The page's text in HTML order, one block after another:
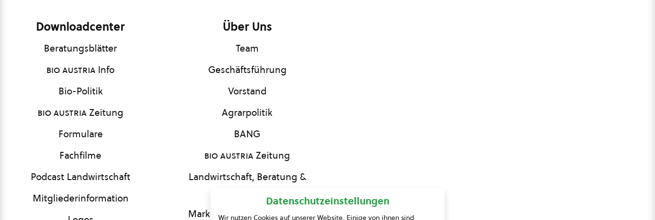
Downloadcenter
Beratungsblätter
bio austria Info
Bio-Politik
bio austriaZeitung
Formulare
Fachfilme
Podcast Landwirtschaft
Mitgliederinformation
Über Uns
Team
Geschäftsführung
Vorstand
Agrarpolitik
BANG
bio austriaZeitung
Landwirtschaft, Beratung &
Marketing und Information
Datenschutzeinstellungen
Wir nutzen Cookies auf unserer Website. Einige von ihnen sind